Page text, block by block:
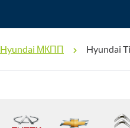
Hyundai МКПП Hyundai